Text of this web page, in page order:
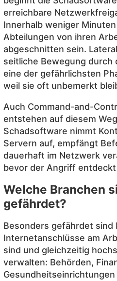
erreichbare
Innerhalb weniger
Abteilungen von ihren
abgeschnitten sein.
seitliche Bewegung durch
eine der gefährlichsten
weil sie oft unbemerkt
Auch Command-and-
entstehen auf diesem
Schadsoftware nimmt
Servern auf, empfängt
dauerhaft im Netzwerk
bevor der Angriff
Welche Branchen
gefährdet?
Besonders gefährdet sind
Internetanschlüsse am
sind und gleichzeitig
verwalten: Behörden,